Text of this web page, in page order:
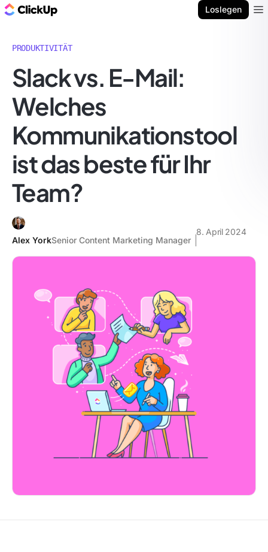
Loslegen
PRODUKTIVITÄT
Slack vs. E-Mail:
Welches
Kommunikationstool
ist das beste für Ihr
Team?
Alex YorkSenior Content Marketing Manager
8. April 2024